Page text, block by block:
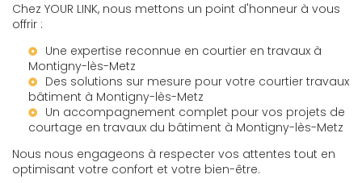
Chez YOUR LINK, nous mettons un point d'honneur à vous
offrir :
Une expertise reconnue en courtier en travaux à
Montigny-lès-Metz
Des solutions sur mesure pour votre courtier travaux
bâtiment à Montigny-lès-Metz
Un accompagnement complet pour vos projets de
courtage en travaux du bâtiment à Montigny-lès-Metz
Nous nous engageons à respecter vos attentes tout en
optimisant votre confort et votre bien-être.